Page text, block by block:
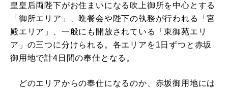
皇皇后両陛下がお住まいになる吹上御所を中心とする
「御所エリア」、晩餐会や陛下の執務が行われる「宮
殿エリア」、一般にも開放されている「東御苑エリ
ア」の三つに分けられる。各エリアを1日ずつと赤坂
御用地で計4日間の奉仕となる。
どのエリアからの奉仕になるのか、赤坂御用地には